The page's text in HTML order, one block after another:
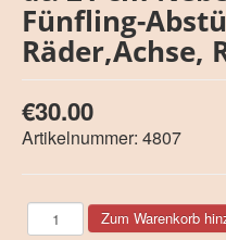
Fünfling-
Räder,Achse,
€30.00
Artikelnummer: 4807